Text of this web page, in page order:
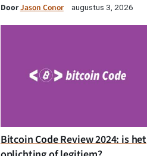
DoorJason Conor augustus 3, 2026
Bitcoin Code Review 2024: is het